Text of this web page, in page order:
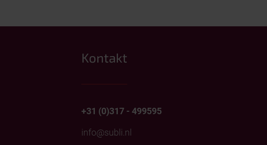
Kontakt
+31 (0)317 - 499595
info@subli.nl